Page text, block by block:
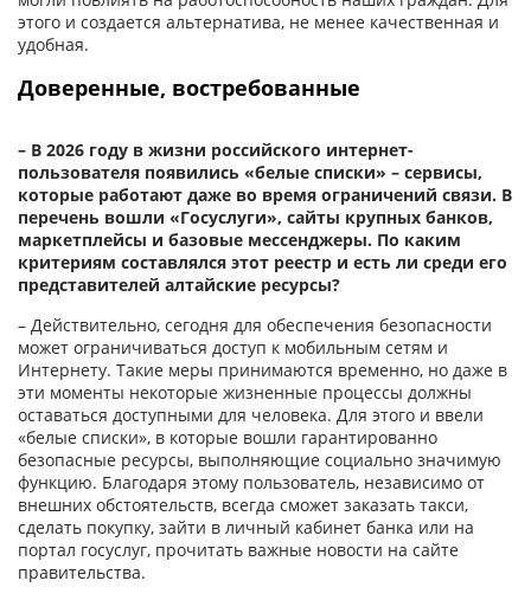
этого и со­здается альтернатива, не менее качественная и
удобная.
Доверенные, востребованные
– В 2026 году в жизни российского интернет-
пользователя появились «белые списки» – сервисы,
которые работают даже во время ограничений связи. В
перечень вошли «Госуслуги», сайты крупных банков,
маркетплейсы и базовые мессенджеры. По каким
критериям составлялся этот реестр и есть ли среди его
представителей алтайские ресурсы?
– Действительно, сегодня для обеспечения безопасности
может ограничиваться доступ к мобильным сетям и
Интернету. Такие меры принимаются временно, но даже в
эти моменты некоторые жизненные процессы дол­жны
оставаться доступными для человека. Для этого и ввели
«белые списки», в которые вошли гарантированно
безопасные ресурсы, выполняющие социально значимую
функцию. Благодаря этому пользователь, независимо от
внешних обстоятельств, всегда сможет заказать такси,
сделать покупку, зайти в личный кабинет банка или на
портал госуслуг, прочитать важные новости на сайте
правительства.